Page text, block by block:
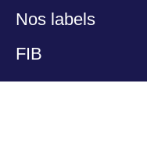
Nos labels
FIB